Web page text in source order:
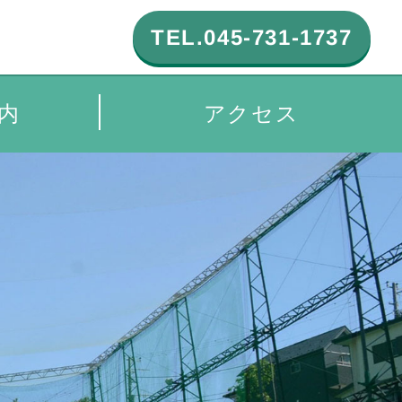
TEL.045-731-1737
アクセス
TEL.045-731-1737
アクセス